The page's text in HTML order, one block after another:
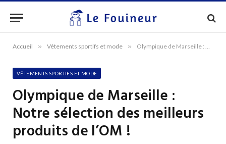
Accueil » Vêtements sportifs et mode » Olympique de Marseille : Notre sélection des meilleurs produits de l’OM !
VÊTEMENTS SPORTIFS ET MODE
Olympique de Marseille :
Notre sélection des meilleurs
produits de l’OM !